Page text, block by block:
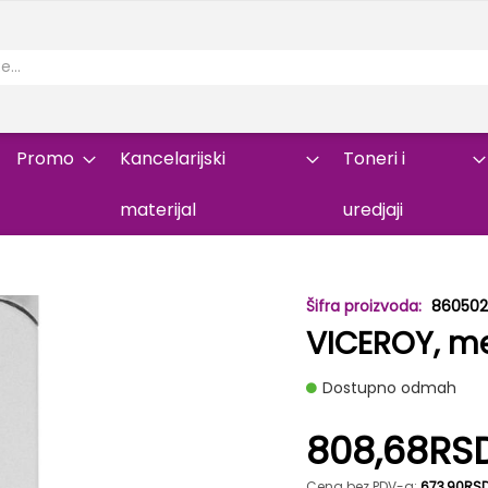
Promo Kancelarijski
materijal
Toneri i
uredjaji
VICEROY,
Dostupno odmah